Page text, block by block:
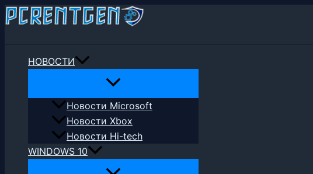
Перейти
к
содержимому
НОВОСТИ
Новости Microsoft
Новости Xbox
Новости Hi-tech
WINDOWS 10